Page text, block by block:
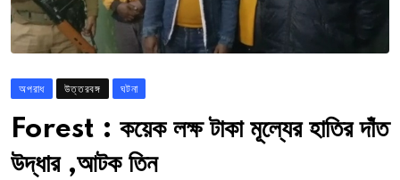
অপরাধ উত্তরবঙ্গ ঘটনা
Forest : কয়েক লক্ষ টাকা মূল্যের হাতির দাঁত
উদ্ধার ,আটক তিন